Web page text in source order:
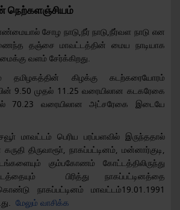
நெற்களஞ்சியம்
சோழ நாடு,நீர் நாடு,நீர்வள நாடு என
தஞ்சை மாவட்டத்தின் மைய நாடியாக
வளம் சேர்க்கிறது.
தமிழகத்தின் கிழக்கு கடற்கரையோரம்
9.50 முதல் 11.25 வரையிலான கடகரேகை
70.23 வரையிலான அட்சரேகை இடையே
மாவட்டம் பெரிய பரப்பளவில் இருந்ததால்
திருவாரூா், நாகப்பட்டினம், மன்னார்குடி,
கும்பகோணம் கோட்டத்திலிருந்து
பிரித்து நாகப்பட்டினத்தை
நாகப்பட்டினம் மாவட்டம்19.01.1991
மேலும் வாசிக்க